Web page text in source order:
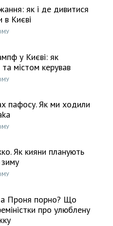
як і де дивитися
в Києві
у Києві: як
та містом керував
пафосу. Як ми ходили
Як кияни планують
Проня порно? Що
про улюблену